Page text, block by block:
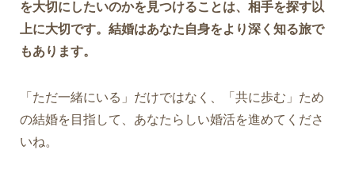
を大切にしたいのかを見つけることは、相手を探す以
上に大切です。結婚はあなた自身をより深く知る旅で
もあります。
「ただ一緒にいる」だけではなく、「共に歩む」ため
の結婚を目指して、あなたらしい婚活を進めてくださ
いね。